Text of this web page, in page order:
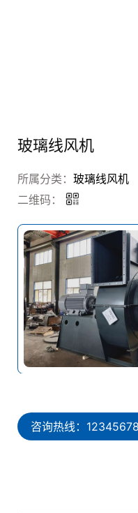
玻璃线风机
所属分类： 玻璃线风机
二维码：
咨询热线：